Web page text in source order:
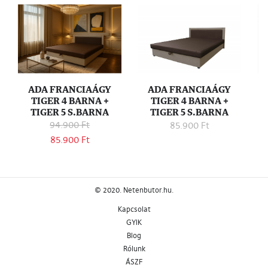
ADA FRANCIAÁGY
TIGER 4 BARNA +
TIGER 5 S.BARNA
94.900 Ft
85.900 Ft
ADA FRANCIAÁGY
TIGER 4 BARNA +
TIGER 5 S.BARNA
85.900 Ft
© 2020. Netenbutor.hu.
Kapcsolat
GYIK
Blog
Rólunk
ÁSZF